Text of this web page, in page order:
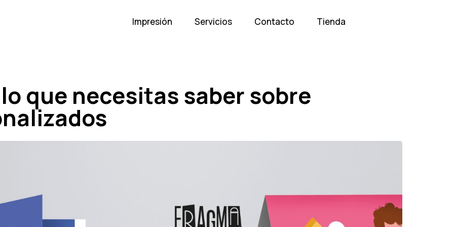
Impresión Servicios Contacto Tienda
que necesitas saber sobre